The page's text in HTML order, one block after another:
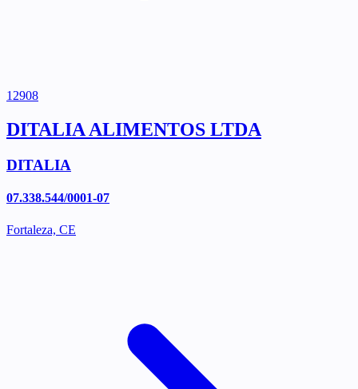
12908
DITALIA ALIMENTOS LTDA
DITALIA
07.338.544/0001-07
Fortaleza, CE